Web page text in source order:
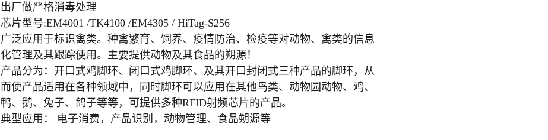
出厂做严格消毒处理
芯片型号:EM4001 /TK4100 /EM4305 / HiTag-S256
广泛应用于标识禽类。种禽繁育、饲养、疫情防治、检疫等对动物、禽类的信息
化管理及其跟踪使用。主要提供动物及其食品的朔源！
产品分为：开口式鸡脚环、闭口式鸡脚环、及其开口封闭式三种产品的脚环，从
而使产品适用在各种领域中，同时脚环可以应用在其他鸟类、动物园动物、鸡、
鸭、鹅、兔子、鸽子等等，可提供多种RFID射频芯片的产品。
典型应用： 电子消费，产品识别，动物管理、食品朔源等